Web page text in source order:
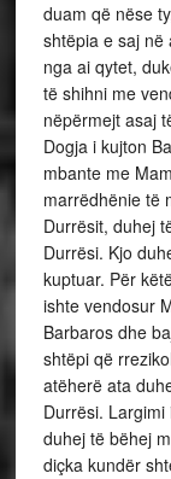
duam që nëse
shtëpia e saj në
nga ai qytet,
të shihni me
nëpërmejt asaj
Dogja i kujton
mbante me
marrëdhënie të
Durrësit, duhej
Durrësi. Kjo
kuptuar. Për
ishte vendosur
Barbaros dhe
shtëpi që
atëherë ata
Durrësi.
duhej të bëhej
diçka kundër